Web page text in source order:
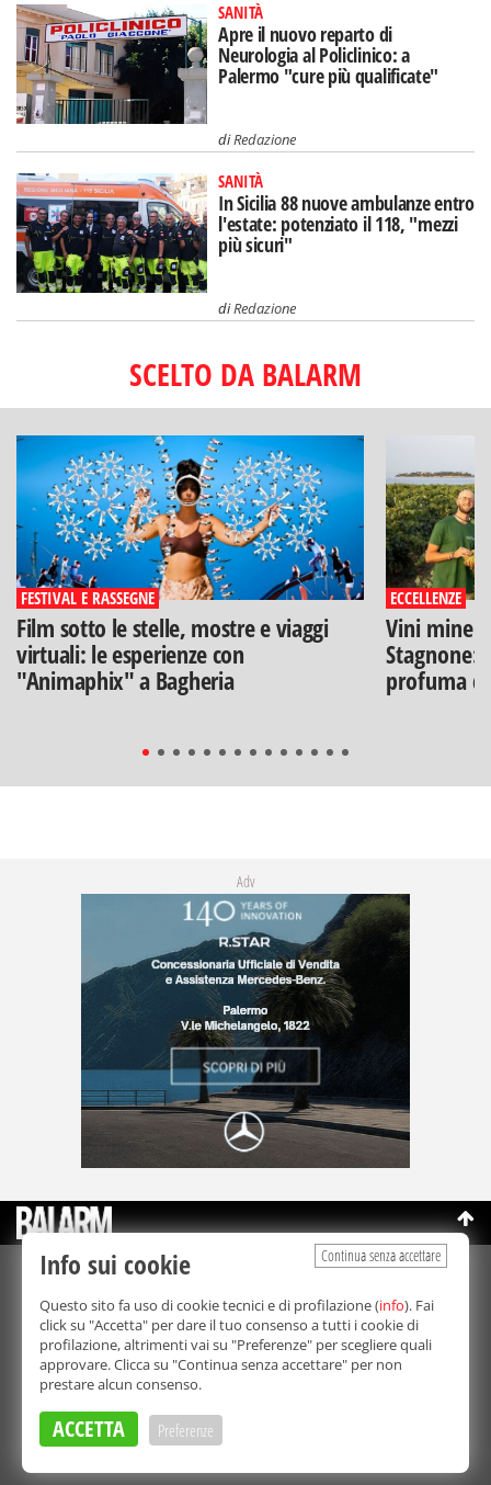
SANITÀ
Apre il nuovo reparto di
Neurologia al Policlinico: a
Palermo "cure più qualificate"
diRedazione
SANITÀ
In Sicilia 88 nuove ambulanze entro
l'estate: potenziato il 118, "mezzi
più sicuri"
diRedazione
SCELTO DA BALARM
FESTIVAL E RASSEGNE
Film sotto le stelle, mostre e viaggi
virtuali: le esperienze con
"Animaphix" a Bagheria
ECCELLENZE
Vini
Stagnone:
profuma
Adv
©Copyright 2003-2026
Bmedia Srl- P.IVA 07064240828
La riproduzione totale o parziale di tutti i contenuti, in qualunque
forma, su qualsiasi supporto è proibita.
Balarm.it è una testata giornalistica registrata. Autorizzazione del
Tribunale di Palermo n° 32 del 21/10/2003
Direttore responsabile:
Continua senza accettare
Info sui cookie
Questo sito fa uso di cookie tecnici e di profilazione (info). Fai
click su "Accetta" per dare il tuo consenso a tutti i cookie di
profilazione, altrimenti vai su "Preferenze" per scegliere quali
approvare. Clicca su "Continua senza accettare" per non
prestare alcun consenso.
ACCETTA Preferenze